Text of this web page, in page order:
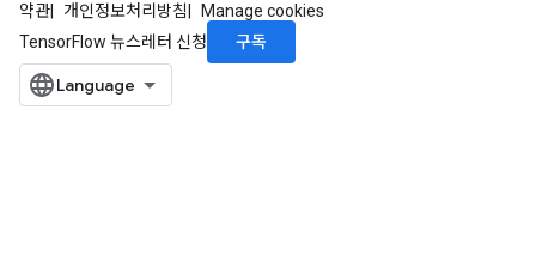
약관 개인정보처리방침
Manage cookies
TensorFlow 뉴스레터 신청
구독